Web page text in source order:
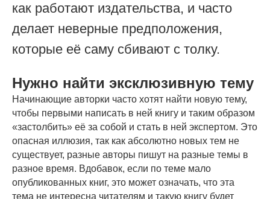
как работают издательства, и часто
делает неверные предположения,
которые её саму сбивают с толку.
Нужно найти эксклюзивную тему
Начинающие авторки часто хотят найти новую тему,
чтобы первыми написать в ней книгу и таким образом
«застолбить» её за собой и стать в ней экспертом. Это
опасная иллюзия, так как абсолютно новых тем не
существует, разные авторы пишут на разные темы в
разное время. Вдобавок, если по теме мало
опубликованных книг, это может означать, что эта
тема не интересна читателям и такую книгу будет